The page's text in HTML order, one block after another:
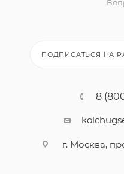
ПОДПИСАТЬСЯ НА
8
г. Москва,